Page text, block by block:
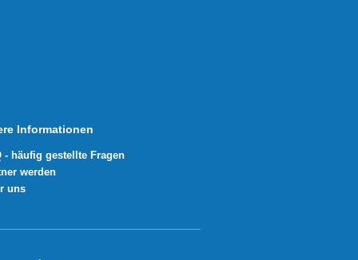
Informationen
- häufig gestellte Fragen
werden
uns